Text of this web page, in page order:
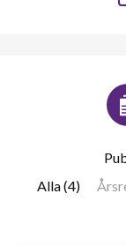
Alla (4)